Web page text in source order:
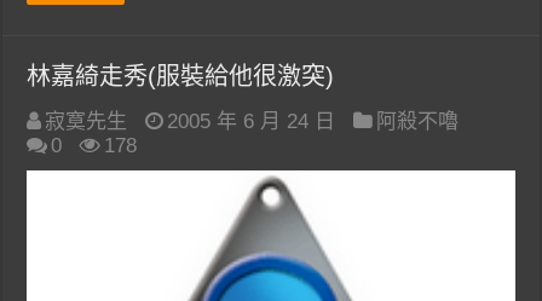
林嘉綺走秀(服裝給他很激突)
寂寞先生 2005 年 6 月 24 日
阿殺不嚕
0
178